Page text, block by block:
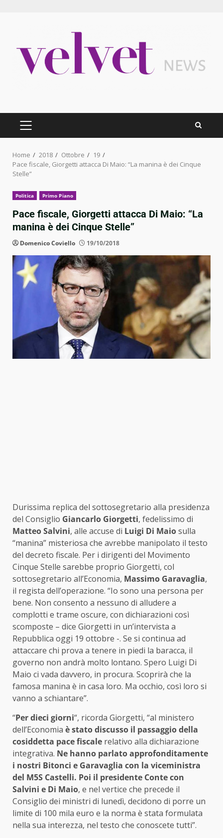
PRIMARY
MENU
Home 2018 Ottobre
19
Pace fiscale, Giorgetti attacca Di Maio: “La manina è dei Cinque
Stelle”
Politica Primo Piano
Pace fiscale, Giorgetti attacca Di Maio: “La
manina è dei Cinque Stelle”
Domenico Coviello 19/10/2018
Durissima replica del sottosegretario alla presidenza
del Consiglio Giancarlo Giorgetti, fedelissimo di
Matteo Salvini, alle accuse di Luigi Di Maiosulla
“manina” misteriosa che avrebbe manipolato il testo
del decreto fiscale. Per i dirigenti del Movimento
Cinque Stelle sarebbe proprio Giorgetti, col
sottosegretario all’Economia, Massimo Garavaglia,
il regista dell’operazione. “Io sono una persona per
bene. Non consento a nessuno di alludere a
complotti e trame oscure, con dichiarazioni così
scomposte – dice Giorgetti in un’intervista a
Repubblica oggi 19 ottobre -. Se si continua ad
attaccare chi prova a tenere in piedi la baracca, il
governo non andrà molto lontano. Spero Luigi Di
Maio ci vada davvero, in procura. Scoprirà che la
famosa manina è in casa loro. Ma occhio, così loro si
vanno a schiantare”.
“Per dieci giorni“, ricorda Giorgetti, “al ministero
dell’Economia è stato discusso il passaggio della
cosiddetta pace fiscale relativo alla dichiarazione
integrativa. Ne hanno parlato approfonditamente
i nostri Bitonci e Garavaglia con la viceministra
del M5S Castelli. Poi il presidente Conte con
Salvini e Di Maio, e nel vertice che precede il
Consiglio dei ministri di lunedì, decidono di porre un
limite di 100 mila euro e la norma è stata formulata
nella sua interezza, nel testo che conoscete tutti”.